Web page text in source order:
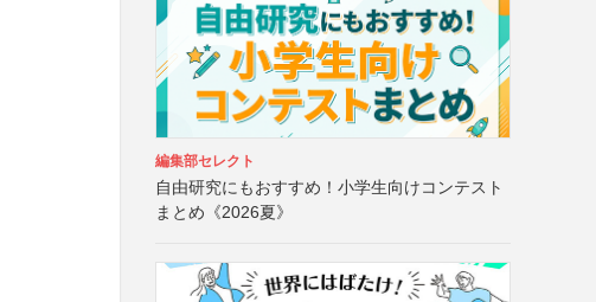
編集部セレクト
自由研究にもおすすめ！小学生向けコンテスト
まとめ《2026夏》